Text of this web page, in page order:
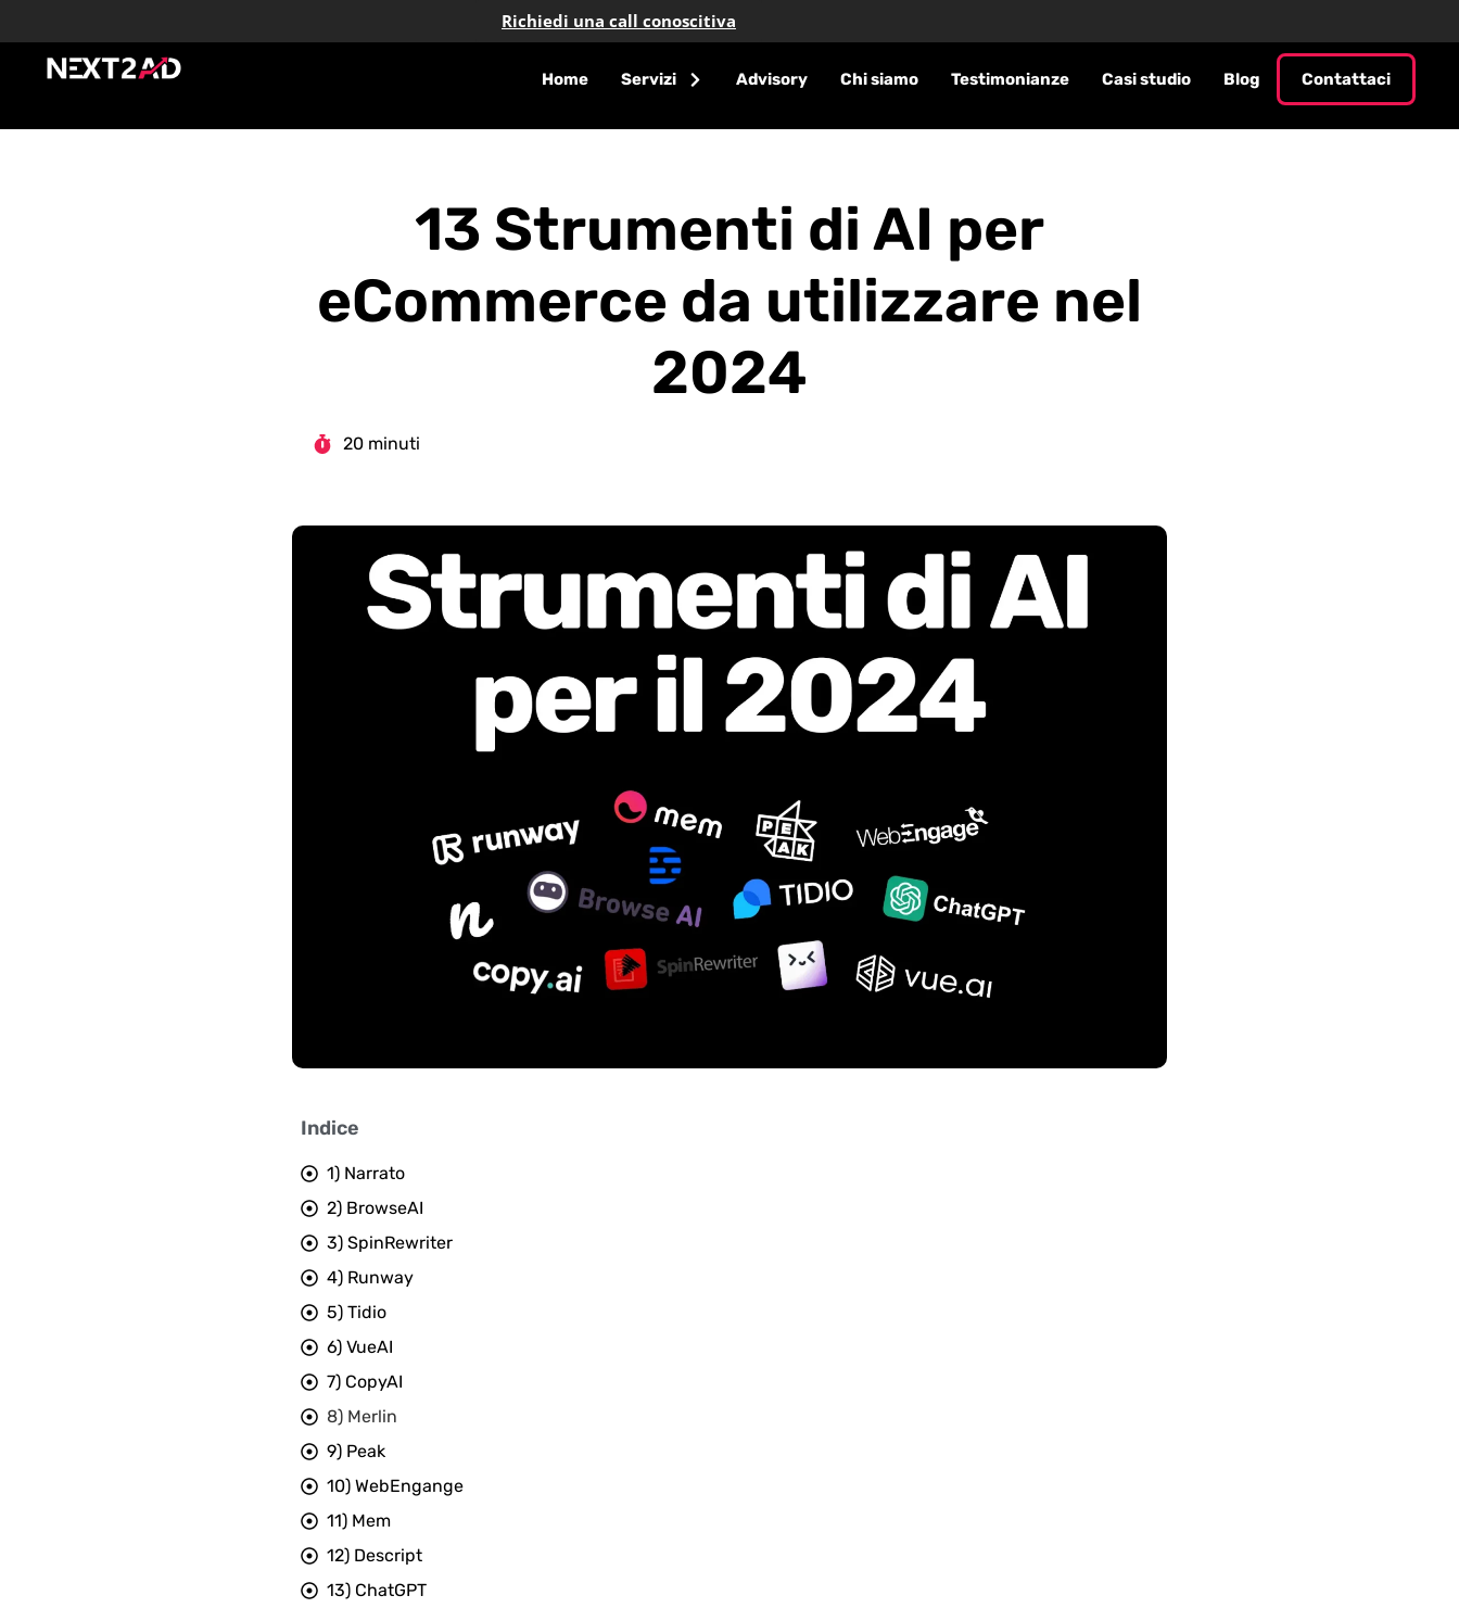
Richiedi una call conoscitiva
Home Servizi Advisory Chi siamo Testimonianze Casi studio Blog Contattaci
13 Strumenti di AI per
eCommerce da utilizzare nel
2024
20 minuti
Indice
1) Narrato
2) BrowseAI
3) SpinRewriter
4) Runway
5) Tidio
6) VueAI
7) CopyAI
8) Merlin
9) Peak
10) WebEngange
11) Mem
12) Descript
13) ChatGPT